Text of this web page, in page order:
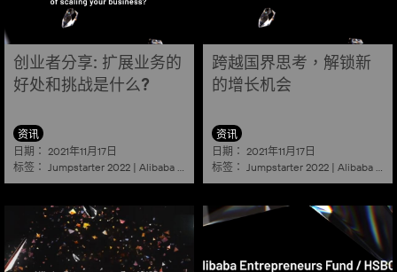
创业者分享: 扩展业务的
好处和挑战是什么?
资讯
日期： 2021年11月17日
标签： Jumpstarter 2022 | Alibaba Startup
跨越国界思考，解锁新
的增长机会
资讯
日期： 2021年11月17日
标签： Jumpstarter 2022 | Alibaba